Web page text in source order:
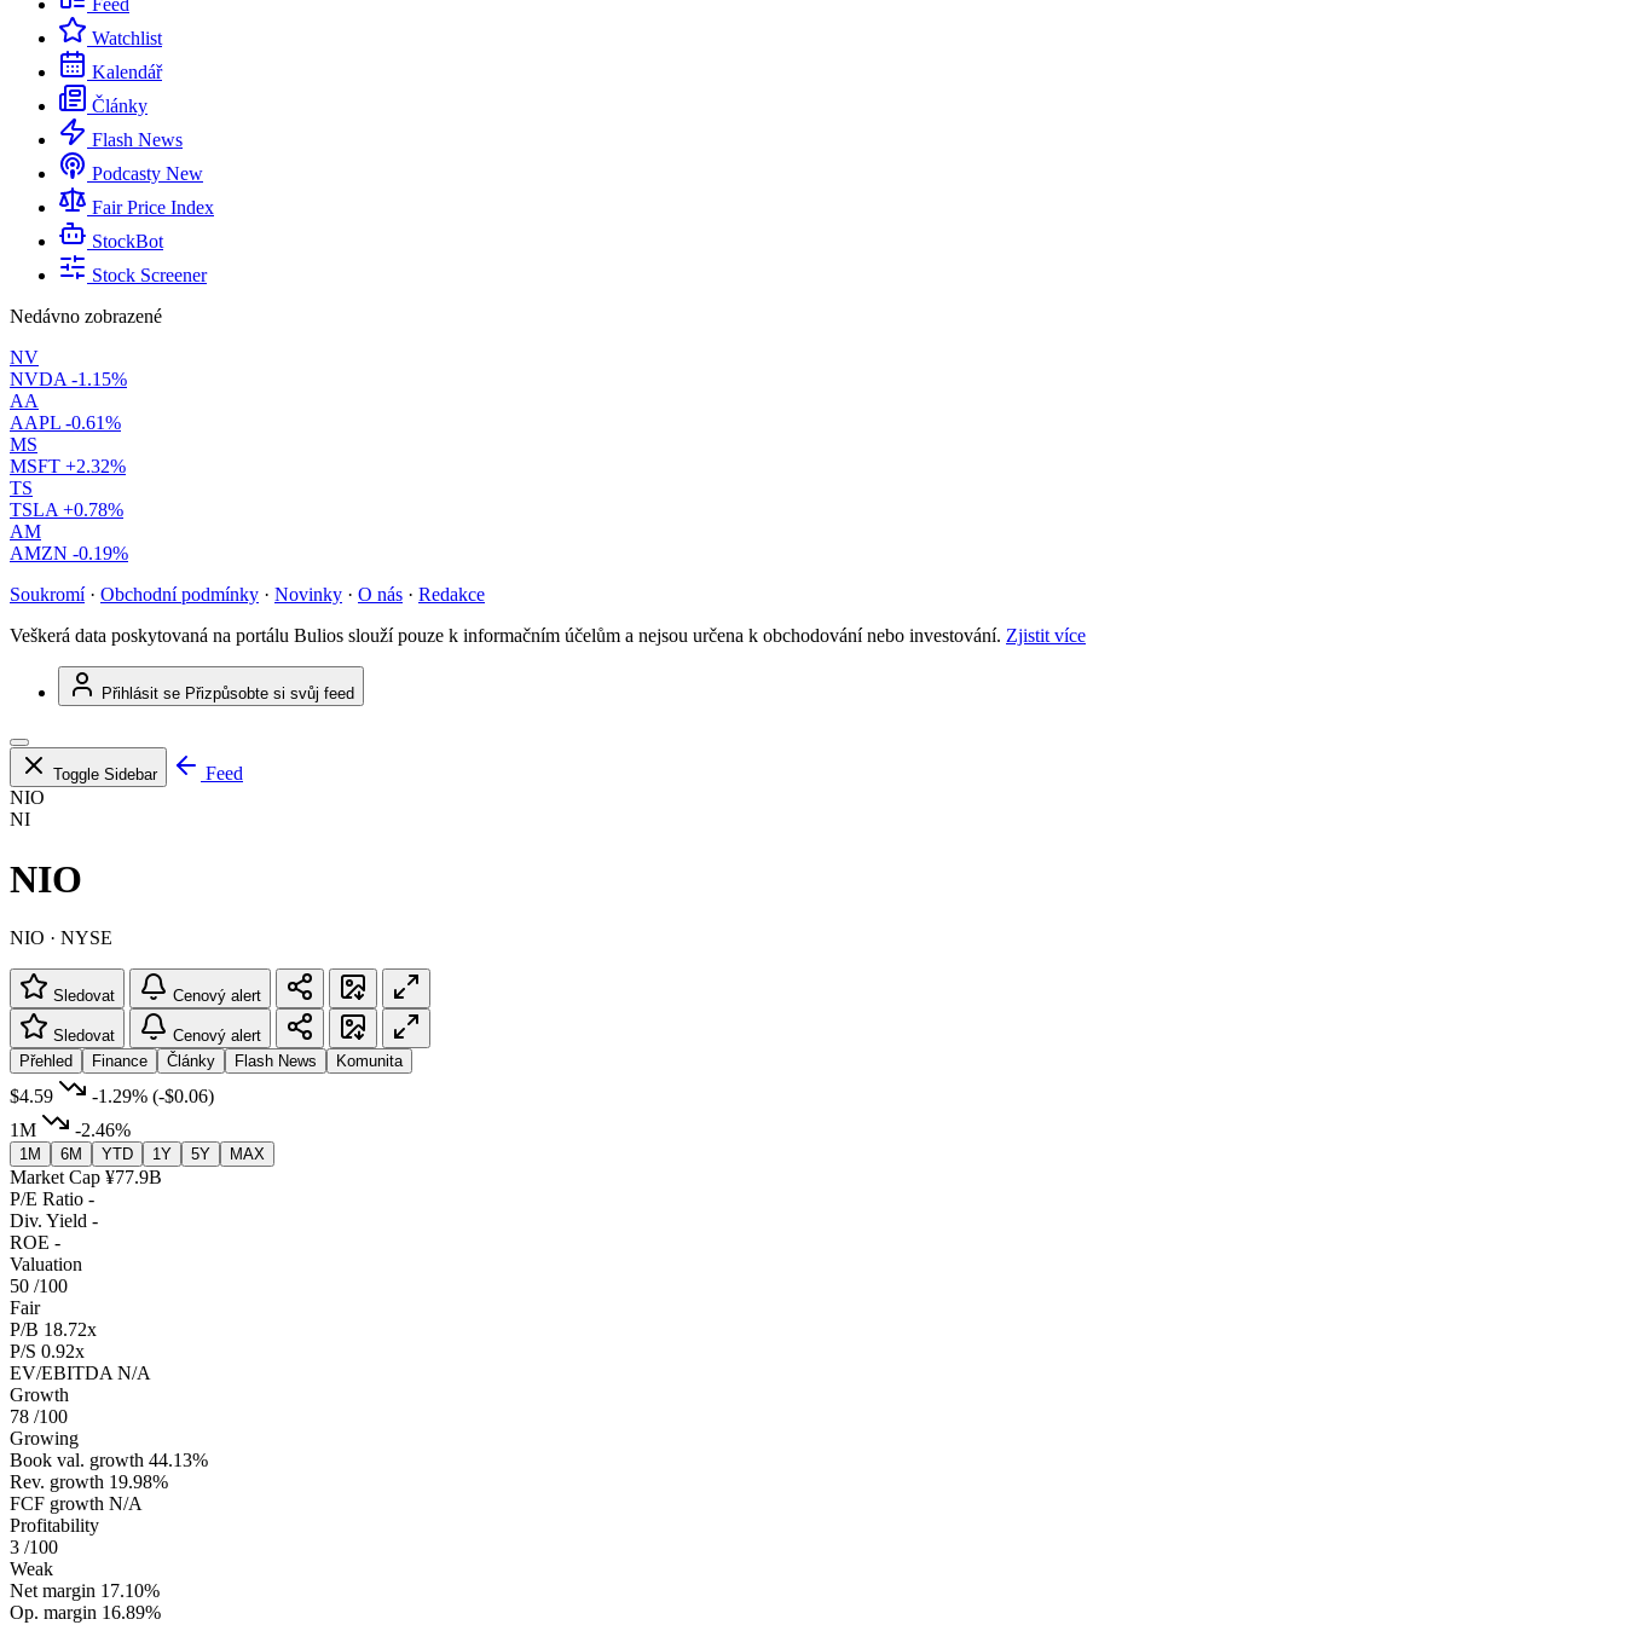
Feed
Watchlist
Kalendář
Články
Flash News
Podcasty New
Fair Price Index
StockBot
Stock Screener
Nedávno zobrazené
NV
NVDA -1.15%
AA
AAPL -0.61%
MS
MSFT +2.32%
TS
TSLA +0.78%
AM
AMZN -0.19%
Soukromí · Obchodní podmínky · Novinky · O nás · Redakce
Veškerá data poskytovaná na portálu Bulios slouží pouze k informačním účelům a nejsou určena k obchodování nebo investování. Zjistit více
Přihlásit se Přizpůsobte si svůj feed
Toggle Sidebar
Feed
NIO
NI
NIO
NIO · NYSE
Sledovat Cenový alert
Sledovat
Cenový alert
Přehled
Finance Články Flash News Komunita
$4.59 -1.29% (-$0.06)
1M
-2.46%
1M 6M YTD 1Y 5Y MAX
Market Cap ¥77.9B
P/E Ratio -
Div. Yield -
ROE -
Valuation
50 /100
Fair
P/B 18.72x
P/S 0.92x
EV/EBITDA N/A
Growth
78 /100
Growing
Book val. growth 44.13%
Rev. growth 19.98%
FCF growth N/A
Profitability
3 /100
Weak
Net margin 17.10%
Op. margin 16.89%